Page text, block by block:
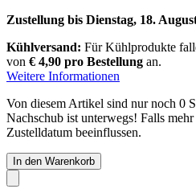
Zustellung bis Dienstag, 18.
Kühlversand: Für Kühlprodukte
von € 4,90 pro Bestellung an.
Weitere Informationen
Von diesem Artikel sind nur noch 0
Nachschub ist unterwegs! Falls
Zustelldatum beeinflussen.
In den Warenkorb